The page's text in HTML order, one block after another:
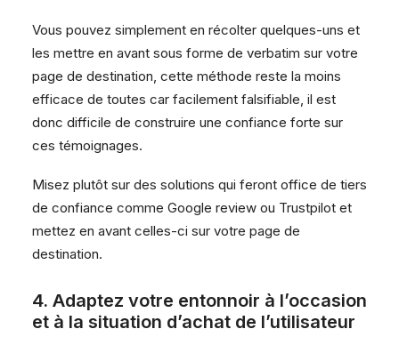
Vous pouvez simplement en récolter quelques-uns et
les mettre en avant sous forme de verbatim sur votre
page de destination, cette méthode reste la moins
efficace de toutes car facilement falsifiable, il est
donc difficile de construire une confiance forte sur
ces témoignages.
Misez plutôt sur des solutions qui feront office de tiers
de confiance comme Google review ou Trustpilot et
mettez en avant celles-ci sur votre page de
destination.
4. Adaptez votre entonnoir à l’occasion
et à la situation d’achat de l’utilisateur